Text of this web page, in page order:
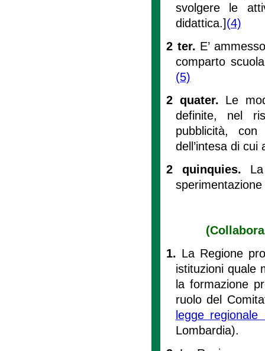
svolgere le
didattica.](4)
2 ter. E’
comparto
(5)
2 quater. Le
definite, nel
pubblicità,
dell’intesa di cui
2 quinquies.
1. La Regione
istituzioni quale
la formazione
ruolo del
legge
Lombardia).